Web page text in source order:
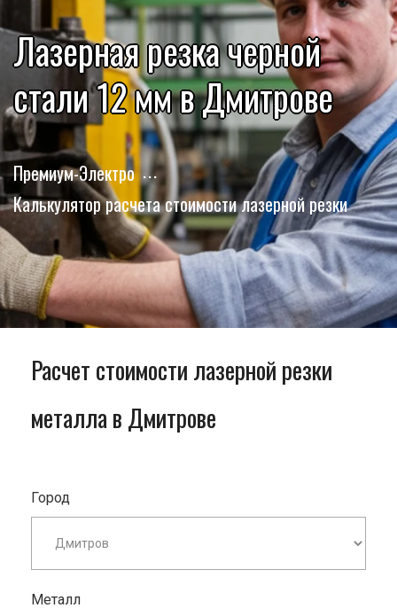
Лазерная резка черной
стали 12 мм в Дмитрове
Премиум-Электро
Калькулятор расчета стоимости лазерной резки
Расчет стоимости лазерной резки
металла в Дмитрове
Город
Металл